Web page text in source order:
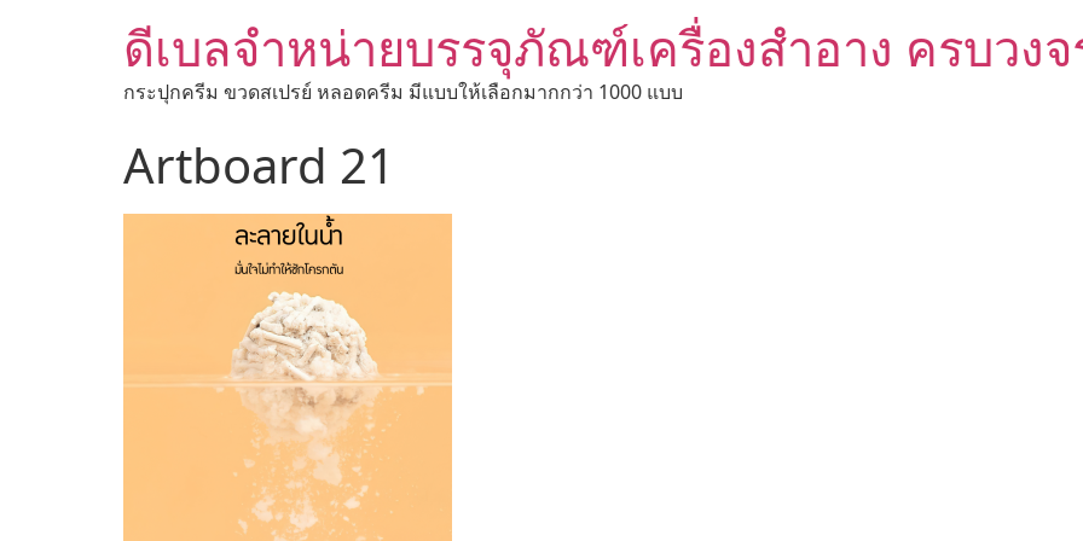
ดีเบลจำหน่ายบรรจุภัณฑ์เครื่องสำอาง ครบวงจ
กระปุกครีม ขวดสเปรย์ หลอดครีม มีแบบให้เลือกมากกว่า 1000 แบบ
Artboard 21